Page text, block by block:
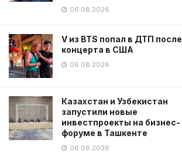
06.08.2026
V из BTS попал в ДТП после
концерта в США
06.08.2026
Казахстан и Узбекистан
запустили новые
инвестпроекты на бизнес-
форуме в Ташкенте
06.08.2026